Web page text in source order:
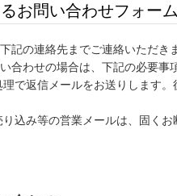
お問い合わせフォーム
記の連絡先までご連絡いただき
合わせの場合は、下記の必要
で返信メールをお送りします
込み等の営業メールは、固くお